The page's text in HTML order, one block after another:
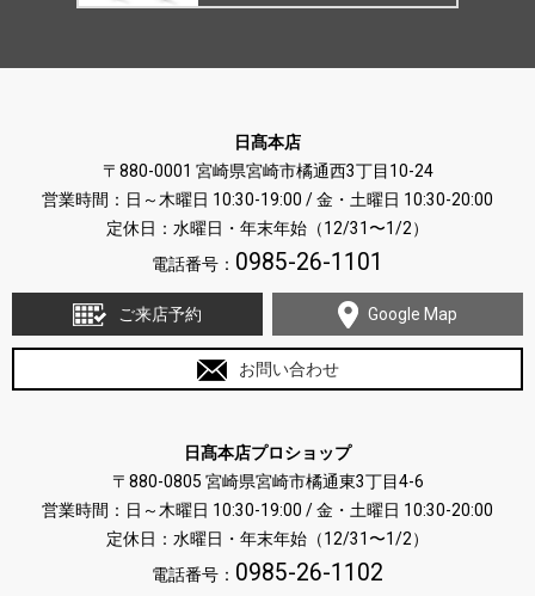
日髙本店
〒880-0001 宮崎県宮崎市橘通西3丁目10-24
営業時間：日～木曜日 10:30-19:00 / 金・土曜日 10:30-20:00
定休日：水曜日・年末年始（12/31〜1/2）
電話番号： 0985-26-1101
ご来店予約 Google Map
お問い合わせ
日髙本店プロショップ
〒880-0805 宮崎県宮崎市橘通東3丁目4-6
営業時間：日～木曜日 10:30-19:00 / 金・土曜日 10:30-20:00
定休日：水曜日・年末年始（12/31〜1/2）
電話番号： 0985-26-1102